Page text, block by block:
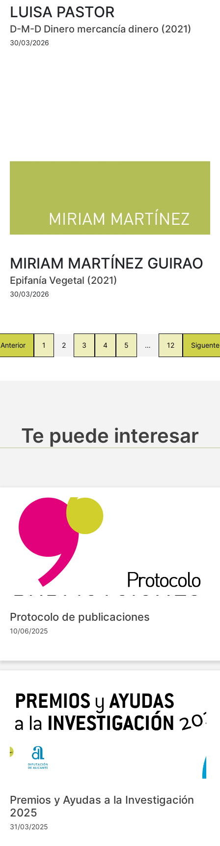
LUISA PASTOR
D-M-D Dinero mercancía dinero (2021)
30/03/2026
MIRIAM MARTÍNEZ GUIRAO
Epifanía Vegetal (2021)
30/03/2026
Anterior 1 2 3 4 5 … 12 Siguente
Te puede interesar
Protocolo de publicaciones
10/06/2025
Premios y Ayudas a la Investigación
2025
31/03/2025